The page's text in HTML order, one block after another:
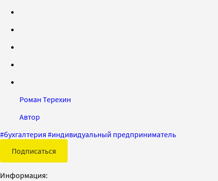
Роман Терехин
Автор
#бухгалтерия #индивидуальный предприниматель
Подписаться
Информация: